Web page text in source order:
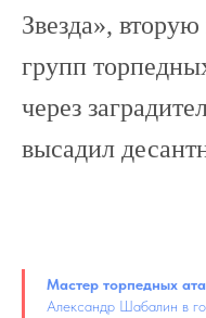
Звезда»,
групп
через
высадил
Мастер торпедных
Александр Шабалин в